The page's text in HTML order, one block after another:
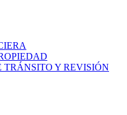
TRÁNSITO Y REVISIÓN